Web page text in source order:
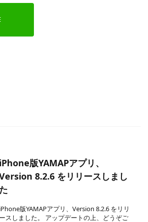
iPhone版YAMAPアプリ、
8.2.6 をリリースしまし
た
iPhone版YAMAPアプリ、Version 8.2.6 をリリ
ースしました。 アップデートの上、どうぞご